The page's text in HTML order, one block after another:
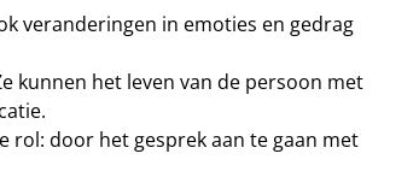
veranderingen in emoties en gedrag
kunnen het leven van de persoon met
rol: door het gesprek aan te gaan met